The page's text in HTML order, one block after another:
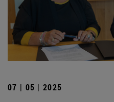
07 | 05 | 2025